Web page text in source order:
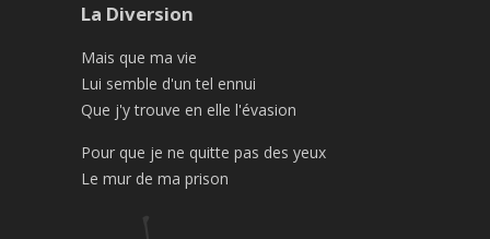
La Diversion
Mais que ma vie
Lui semble d'un tel ennui
Que j'y trouve en elle l'évasion
Pour que je ne quitte pas des yeux
Le mur de ma prison